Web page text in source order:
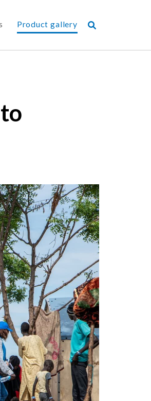
Product gallery